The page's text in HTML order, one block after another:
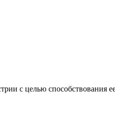
с целью способствования